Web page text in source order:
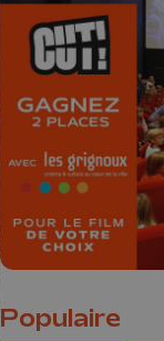
🎬
Les
Concours
gagner
Populaire